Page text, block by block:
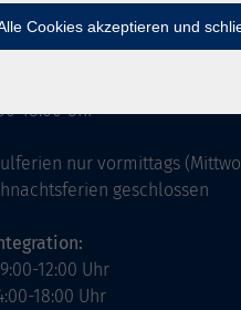
18:00 Uhr
nur vormittags
geschlossen
12:00 Uhr
18:00 Uhr
Cookies akzeptieren und